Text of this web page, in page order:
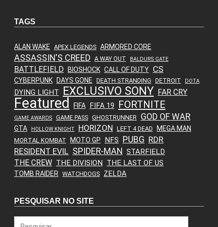
TAGS
ALAN WAKE APEX LEGENDS ARMORED CORE
ASSASSIN'S CREED A WAY OUT BALDURS GATE
BATTLEFIELD BIOSHOCK CALL OF DUTY CS
CYBERPUNK DAYS GONE DEATH STRANDING DETROIT DOTA
DYING LIGHT EXCLUSIVO SONY FAR CRY
Featured FIFA FIFA 19 FORTNITE
GAME AWARDS GAME PASS GHOSTRUNNER GOD OF WAR
GTA HOLLOW KNIGHT HORIZON LEFT 4 DEAD MEGA MAN
MORTAL KOMBAT MOTO GP NFS PUBG RDR
RESIDENT EVIL SPIDER-MAN STARFIELD
THE CREW THE DIVISION THE LAST OF US
TOMB RAIDER WATCHDOGS ZELDA
PESQUISAR NO SITE